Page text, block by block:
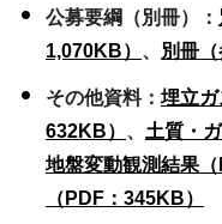
公募要綱（別冊）：
1,070KB） 、 別冊
その他資料： 埋立ガ
632KB） 、 土質・
地盤変動観測結果（
（PDF：345KB）